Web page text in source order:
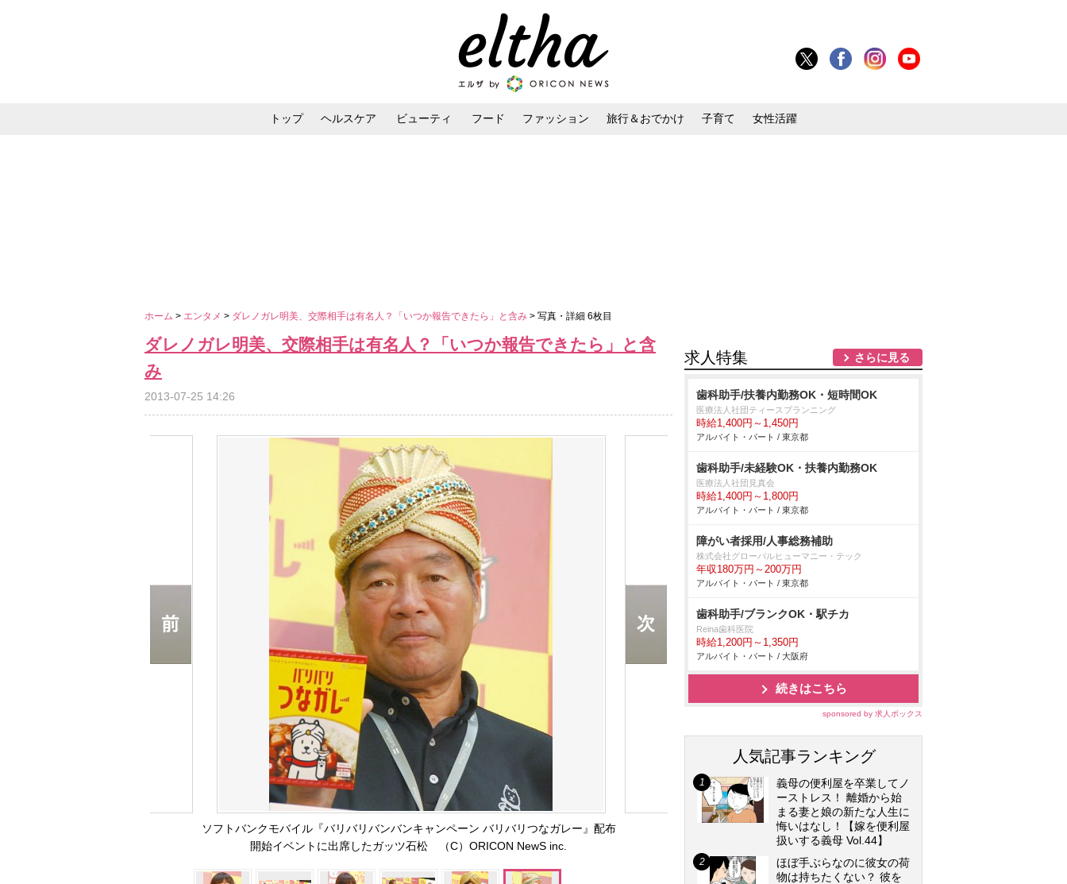
トップ ヘルスケア ビューティ フード ファッション 旅行＆おでかけ 子育て 女性活躍
ホーム > エンタメ > ダレノガレ明美、交際相手は有名人？「いつか報告できたら」と含み > 写真・詳細 6枚目
ダレノガレ明美、交際相手は有名人？「いつか報告できたら」と含
み
2013-07-25 14:26
ソフトバンクモバイル『バリバリバンバンキャンペーン バリバリつなガレー』配布
開始イベントに出席したガッツ石松 （C）ORICON NewS inc.
求人特集 さらに見る
歯科助手/扶養内勤務OK・短時間OK
医療法人社団ティースプランニング
時給1,400円～1,450円
アルバイト・パート / 東京都
歯科助手/未経験OK・扶養内勤務OK
医療法人社団見真会
時給1,400円～1,800円
アルバイト・パート / 東京都
障がい者採用/人事総務補助
株式会社グローバルヒューマニー・テック
年収180万円～200万円
アルバイト・パート / 東京都
歯科助手/ブランクOK・駅チカ
Reina歯科医院
時給1,200円～1,350円
アルバイト・パート / 大阪府
続きはこちら
sponsored by 求人ボックス
人気記事ランキング
義母の便利屋を卒業してノ
ーストレス！ 離婚から始
まる妻と娘の新たな人生に
悔いはなし！【嫁を便利屋
扱いする義母 Vol.44】
ほぼ手ぶらなのに彼女の荷
物は持ちたくない？ 彼を